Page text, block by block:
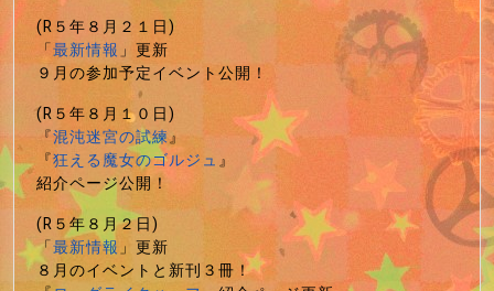
(R５年８月２１日)
「最新情報」更新
９月の参加予定イベント公開！
(R５年８月１０日)
『混沌迷宮の試練』
『狂える魔女のゴルジュ』
紹介ページ公開！
(R５年８月２日)
「最新情報」更新
８月のイベントと新刊３冊！